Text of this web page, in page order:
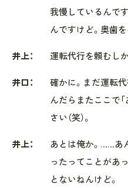
我慢しているんで
んですけど。奥歯
井上： 運転代行を頼むし
井口：
確かに。まだ運転
んだらまたここで
さい（笑）。
井上：
あとは俺か。……あ
ったってことがあ
とないねんけど。